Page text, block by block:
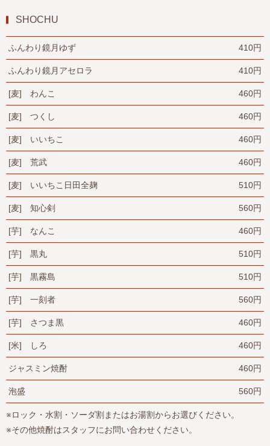
SHOCHU
ふんわり鏡月ゆず 410円
ふんわり鏡月アセロラ 410円
[麦] わんこ 460円
[麦] つくし 460円
[麦] いいちこ 460円
[麦] 荒武 460円
[麦] いいちこ日田全麹 510円
[麦] 知心剣 560円
[芋] なんこ 460円
[芋] 黒丸 510円
[芋] 黒霧島 510円
[芋] 一刻者 560円
[芋] さつま黒 460円
[米] しろ 460円
ジャスミン焼酎 460円
泡盛 560円
※ロック・水割・ソーダ割またはお湯割からお選びください。
※その他焼酎はスタッフにお問い合わせください。